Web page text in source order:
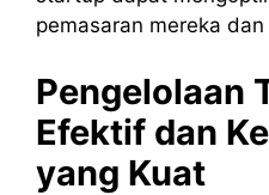
pemasaran mereka
Pengelolaan
Efektif dan
yang Kuat